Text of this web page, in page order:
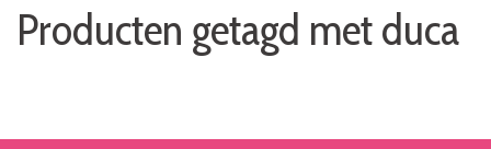
Producten getagd met duca